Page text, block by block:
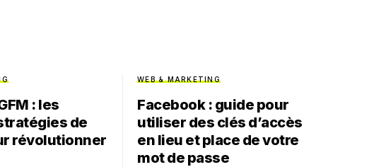
: les
de
révolutionner
WEB & MARKETING
Facebook : guide pour
utiliser des clés d’accès
en lieu et place de votre
mot de passe